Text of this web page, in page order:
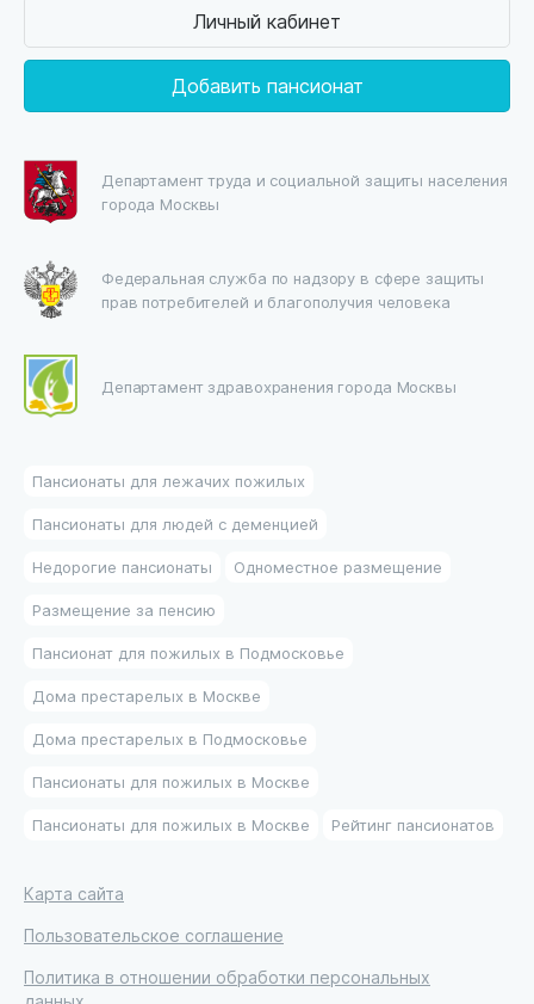
Личный кабинет
Добавить пансионат
Департамент труда и социальной защиты населения
города Москвы
Федеральная служба по надзору в сфере защиты
прав потребителей и благополучия человека
Департамент здравохранения города Москвы
Пансионаты для лежачих пожилых
Пансионаты для людей с деменцией
Недорогие пансионаты Одноместное размещение
Размещение за пенсию
Пансионат для пожилых в Подмосковье
Дома престарелых в Москве
Дома престарелых в Подмосковье
Пансионаты для пожилых в Москве
Пансионаты для пожилых в Москве Рейтинг пансионатов
Карта сайта
Пользовательское соглашение
Политика в отношении обработки персональных